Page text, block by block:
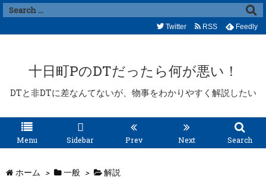
十日町PのDTだったら何が悪い！
DTと非DTに差なんてないが、物事をわかりやすく解説したい
Menu Sidebar Prev Next Search
Twitter RSS Feedly
ホーム > 一般 > 解説